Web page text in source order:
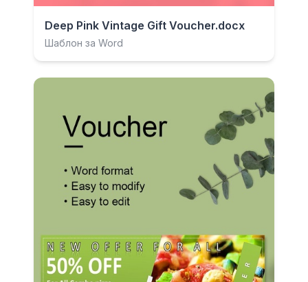
Deep Pink Vintage Gift Voucher.docx
Шаблон за Word